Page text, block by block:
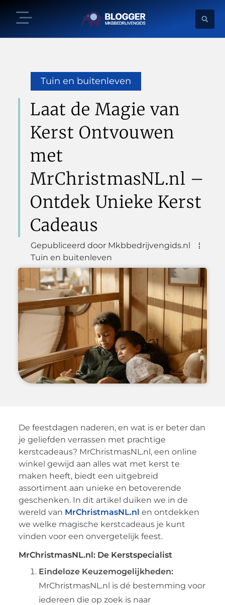
Tuin en buitenleven
Laat de Magie van
Kerst Ontvouwen
met
MrChristmasNL.nl –
Ontdek Unieke Kerst
Cadeaus
Gepubliceerd door Mkbbedrijvengids.nl
Tuin en buitenleven
De feestdagen naderen, en wat is er beter dan
je geliefden verrassen met prachtige
kerstcadeaus? MrChristmasNL.nl, een online
winkel gewijd aan alles wat met kerst te
maken heeft, biedt een uitgebreid
assortiment aan unieke en betoverende
geschenken. In dit artikel duiken we in de
wereld van MrChristmasNL.nl en ontdekken
we welke magische kerstcadeaus je kunt
vinden voor een onvergetelijk feest.
MrChristmasNL.nl: De Kerstspecialist
Eindeloze Keuzemogelijkheden:
MrChristmasNL.nl is dé bestemming voor
iedereen die op zoek is naar